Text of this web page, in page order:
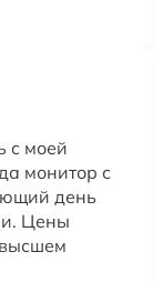
с моей
монитор с
день
Цены